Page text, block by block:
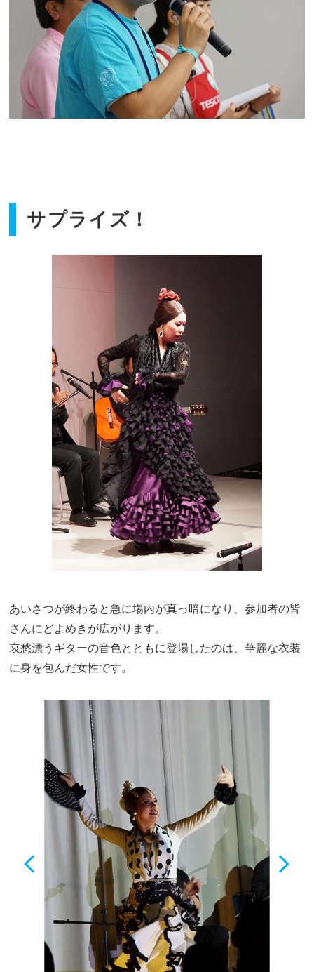
サプライズ！
あいさつが終わると急に場内が真っ暗になり、参加者の皆
さんにどよめきが広がります。
哀愁漂うギターの音色とともに登場したのは、華麗な衣装
に身を包んだ女性です。